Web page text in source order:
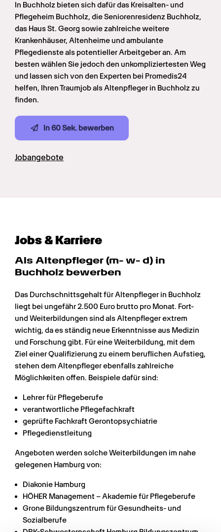
In Buchholz bieten sich dafür das Kreisalten- und
Pflegeheim Buchholz, die Seniorenresidenz Buchholz,
das Haus St. Georg sowie zahlreiche weitere
Krankenhäuser, Altenheime und ambulante
Pflegedienste als potentieller Arbeitgeber an. Am
besten wählen Sie jedoch den unkompliziertesten Weg
und lassen sich von den Experten bei Promedis24
helfen, Ihren Traumjob als Altenpfleger in Buchholz zu
finden.
In 60 Sek. bewerben
Jobangebote
Jobs & Karriere
Als Altenpfleger (m- w- d) in
Buchholz bewerben
Das Durchschnittsgehalt für Altenpfleger in Buchholz
liegt bei ungefähr 2.500 Euro brutto pro Monat. Fort-
und Weiterbildungen sind als Altenpfleger extrem
wichtig, da es ständig neue Erkenntnisse aus Medizin
und Forschung gibt. Für eine Weiterbildung, mit dem
Ziel einer Qualifizierung zu einem beruflichen Aufstieg,
stehen dem Altenpfleger ebenfalls zahlreiche
Möglichkeiten offen. Beispiele dafür sind:
Lehrer für Pflegeberufe
verantwortliche Pflegefachkraft
geprüfte Fachkraft Gerontopsychiatrie
Pflegedienstleitung
Angeboten werden solche Weiterbildungen im nahe
gelegenen Hamburg von:
Diakonie Hamburg
HÖHER Management – Akademie für Pflegeberufe
Grone Bildungszentrum für Gesundheits- und
Sozialberufe